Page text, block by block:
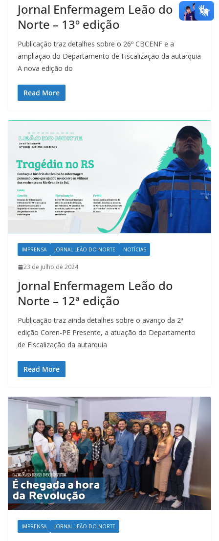
Jornal Enfermagem Leão do
Norte – 13º edição
Publicação traz detalhes sobre o 26º CBCENF e a
ampliação do Departamento de Fiscalização da autarquia
A nova edição do
Read More
IMPRENSA JORNAL LEÃO DO NORTE NOTÍCIAS
23 de julho de 2024
Jornal Enfermagem Leão do
Norte – 12ª edição
Publicação traz ainda detalhes sobre o avanço da 2ª
edição Coren-PE Presente, a atuação do Departamento
de Fiscalização da autarquia
Read More
IMPRENSA JORNAL LEÃO DO NORTE